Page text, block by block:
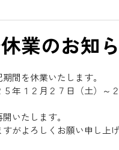
業のお知
間を休業いたします。
５年１２月２７日（土）～
いたします。
がよろしくお願い申し上げ